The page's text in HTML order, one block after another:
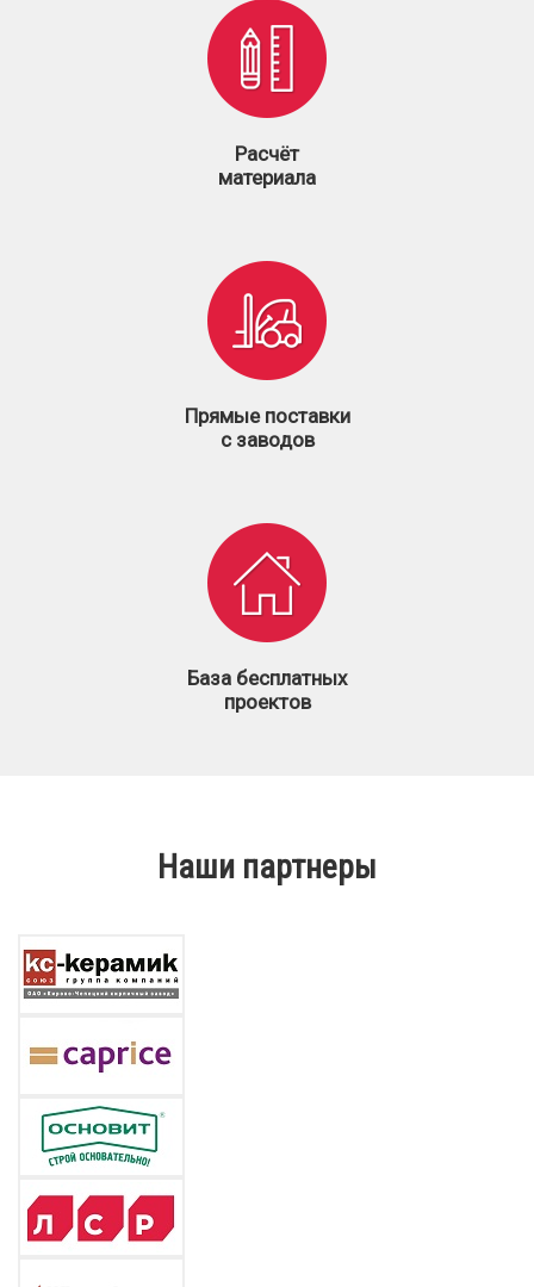
Расчёт
материала
Прямые поставки
с заводов
База бесплатных
проектов
Наши партнеры